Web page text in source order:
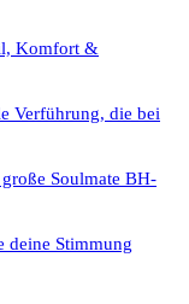
Komfort &
Verführung, die bei
Soulmate BH-
deine Stimmung